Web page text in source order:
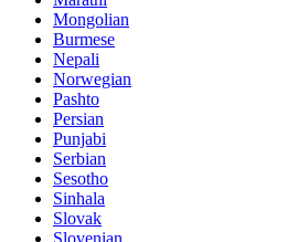
Mongolian
Burmese
Nepali
Norwegian
Pashto
Persian
Punjabi
Serbian
Sesotho
Sinhala
Slovak
Slovenian